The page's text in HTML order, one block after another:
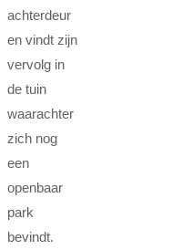
achterdeur
en vindt zijn
vervolg in
de tuin
waarachter
zich nog
een
openbaar
park
bevindt.